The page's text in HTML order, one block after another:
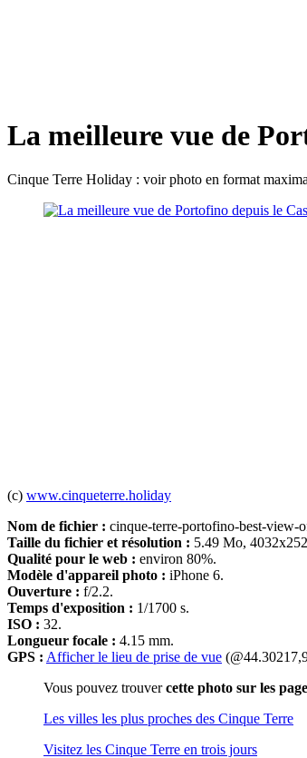
La meilleure vue de
Cinque Terre Holiday : voir photo en format
(c) www.cinqueterre.holiday
Nom de fichier : cinque-terre-portofino-best-view-
Taille du fichier et résolution : 5.49 Mo,
Qualité pour le web : environ 80%.
Modèle d'appareil photo : iPhone 6.
Ouverture : f/2.2.
Temps d'exposition : 1/1700 s.
ISO : 32.
Longueur focale : 4.15 mm.
GPS : Afficher le lieu de prise de vue
Vous pouvez trouvercette photo sur les
Les villes les plus proches des Cinque Terre
Visitez les Cinque Terre en trois jours